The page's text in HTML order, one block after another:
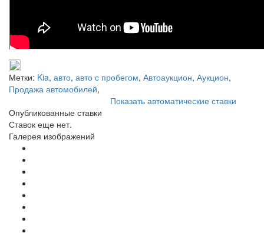
Метки: Kia, авто, авто с пробегом, Автоаукцион, Аукцион,
Продажа автомобилей,
Показать автоматические ставки
Опубликованные ставки
Ставок еще нет.
Галерея изображений